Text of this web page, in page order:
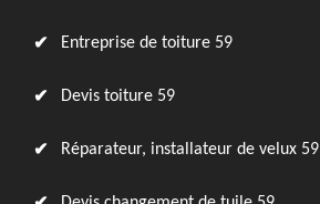
Entreprise de toiture 59
Devis toiture 59
Réparateur, installateur de velux 59